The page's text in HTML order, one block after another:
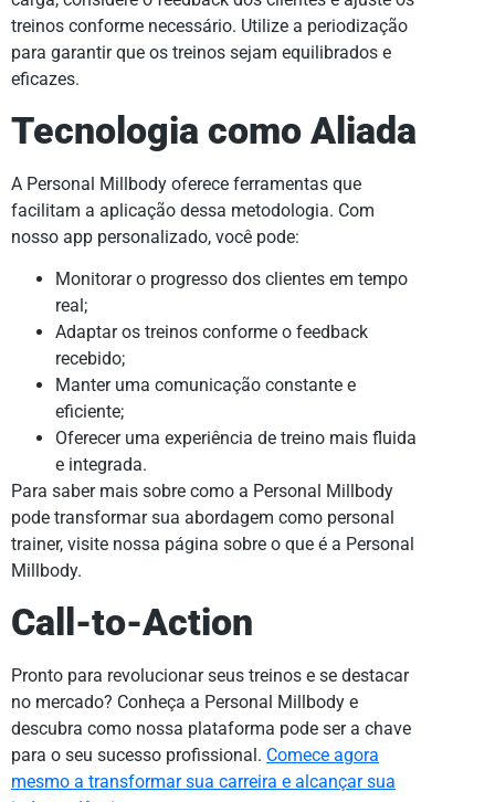
treinos conforme necessário. Utilize a periodização
para garantir que os treinos sejam equilibrados e
eficazes.
Tecnologia como Aliada
A Personal Millbody oferece ferramentas que
facilitam a aplicação dessa metodologia. Com
nosso app personalizado, você pode:
Monitorar o progresso dos clientes em tempo
real;
Adaptar os treinos conforme o feedback
recebido;
Manter uma comunicação constante e
eficiente;
Oferecer uma experiência de treino mais fluida
e integrada.
Para saber mais sobre como a Personal Millbody
pode transformar sua abordagem como personal
trainer, visite nossa página sobre o que é a Personal
Millbody.
Call-to-Action
Pronto para revolucionar seus treinos e se destacar
no mercado? Conheça a Personal Millbody e
descubra como nossa plataforma pode ser a chave
para o seu sucesso profissional. Comece agora
mesmo a transformar sua carreira e alcançar sua